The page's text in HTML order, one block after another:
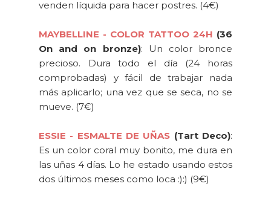
venden líquida para hacer postres. (4€)
MAYBELLINE - COLOR TATTOO 24H (36
On and on bronze): Un color bronce
precioso. Dura todo el día (24 horas
comprobadas) y fácil de trabajar nada
más aplicarlo; una vez que se seca, no se
mueve. (7€)
ESSIE - ESMALTE DE UÑAS (Tart Deco):
Es un color coral muy bonito, me dura en
las uñas 4 días. Lo he estado usando estos
dos últimos meses como loca :):) (9€)